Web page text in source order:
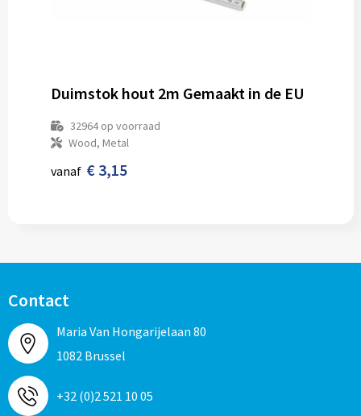
Duimstok hout 2m Gemaakt in de EU
32964op voorraad
Wood, Metal
vanaf € 3,15
Contact
Maria Van Hongarijelaan 80
1082 Brussel
+32 (0)2 521 10 05